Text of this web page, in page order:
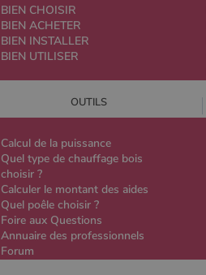
BIEN CHOISIR
BIEN ACHETER
BIEN INSTALLER
BIEN UTILISER
OUTILS
Calcul de la puissance
Quel type de chauffage bois
choisir ?
Calculer le montant des aides
Quel poêle choisir ?
Foire aux Questions
Annuaire des professionnels
Forum